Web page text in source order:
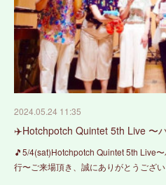
2024.05.24 11:35
✈️Hotchpotch Quintet 5th Live 〜
🎵5/4(sat)Hotchpotch Quintet 5th Live
行〜ご来場頂き、誠にありがとうござ